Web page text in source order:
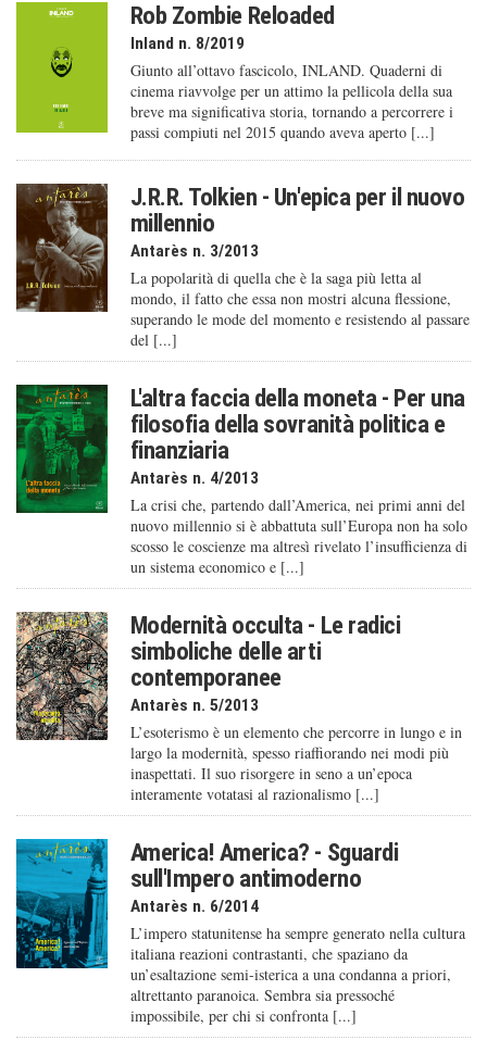
Rob Zombie Reloaded
Inland n. 8/2019
Giunto all’ottavo fascicolo, INLAND. Quaderni di
cinema riavvolge per un attimo la pellicola della sua
breve ma significativa storia, tornando a percorrere i
passi compiuti nel 2015 quando aveva aperto [...]
J.R.R. Tolkien - Un'epica per il nuovo
millennio
Antarès n. 3/2013
La popolarità di quella che è la saga più letta al
mondo, il fatto che essa non mostri alcuna flessione,
superando le mode del momento e resistendo al passare
del [...]
L'altra faccia della moneta - Per una
filosofia della sovranità politica e
finanziaria
Antarès n. 4/2013
La crisi che, partendo dall’America, nei primi anni del
nuovo millennio si è abbattuta sull’Europa non ha solo
scosso le coscienze ma altresì rivelato l’insufficienza di
un sistema economico e [...]
Modernità occulta - Le radici
simboliche delle arti
contemporanee
Antarès n. 5/2013
L’esoterismo è un elemento che percorre in lungo e in
largo la modernità, spesso riaffiorando nei modi più
inaspettati. Il suo risorgere in seno a un’epoca
interamente votatasi al razionalismo [...]
America! America? - Sguardi
sull'Impero antimoderno
Antarès n. 6/2014
L’impero statunitense ha sempre generato nella cultura
italiana reazioni contrastanti, che spaziano da
un’esaltazione semi-isterica a una condanna a priori,
altrettanto paranoica. Sembra sia pressoché
impossibile, per chi si confronta [...]